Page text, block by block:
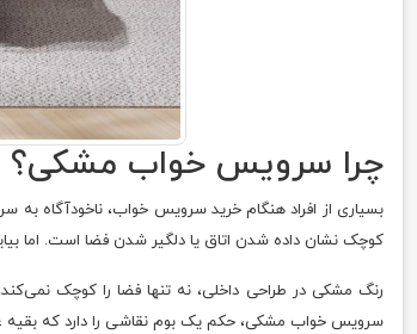
چرا سرویس خواب مشکی؟
بسیاری از افراد هنگام خرید سرویس خواب، ناخودآگاه
کوچک نشان داده شدن اتاق یا دلگیر شدن فضا است. اما
رنگ مشکی در طراحی داخلی، نه تنها فضا را کوچک
سرویس خواب مشکی، حکم یک بوم نقاشی را دارد که بقیه